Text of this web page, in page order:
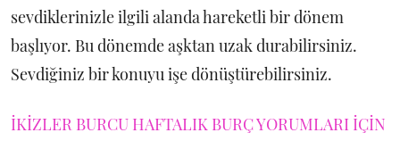
sevdiklerinizle ilgili alanda hareketli bir dönem
başlıyor. Bu dönemde aşktan uzak durabilirsiniz.
Sevdiğiniz bir konuyu işe dönüştürebilirsiniz.
İKİZLER BURCU HAFTALIK BURÇ YORUMLARI İÇİN